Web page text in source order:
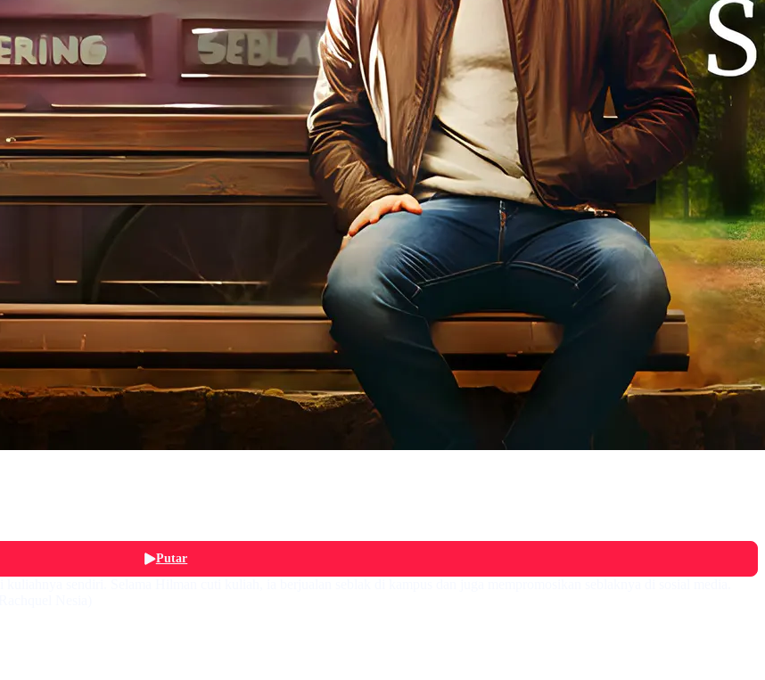
Putar